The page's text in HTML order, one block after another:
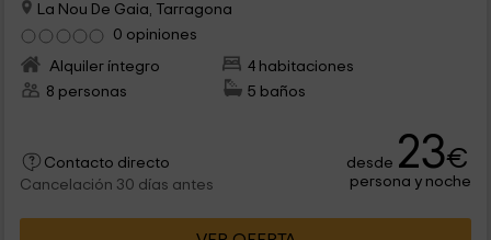
La Nou De Gaia, Tarragona
0 opiniones
Alquiler íntegro
4 habitaciones
8 personas
5 baños
Contacto directo
Cancelación 30 días antes
desde 23€
persona y noche